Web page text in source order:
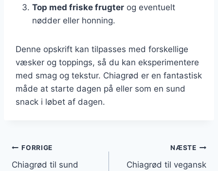
Top med friske frugter og eventuelt
nødder eller honning.
Denne opskrift kan tilpasses med forskellige
væsker og toppings, så du kan eksperimentere
med smag og tekstur. Chiagrød er en fantastisk
måde at starte dagen på eller som en sund
snack i løbet af dagen.
Indlægsnavigation
FORRIGE
Chiagrød til sund
NÆSTE
Chiagrød til vegansk